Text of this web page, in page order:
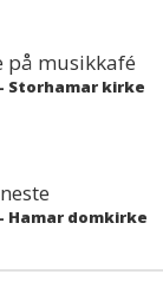
på musikkafé
- Storhamar kirke
- Hamar domkirke